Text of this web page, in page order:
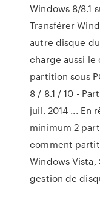
Windows 8/8.1
Transférer
autre disque
charge aussi
partition sous
8 / 8.1 / 10 -
juil. 2014 ... En
minimum 2
comment
Windows Vista,
gestion de